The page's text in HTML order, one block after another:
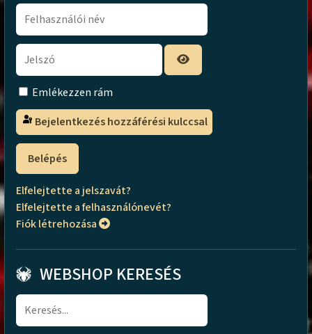
Emlékezzen rám
Bejelentkezés hozzáférési kulccsal
Belépés
Elfelejtette a jelszavát?
Elfelejtette a felhasználónevét?
Fiók létrehozása
WEBSHOP KERESÉS